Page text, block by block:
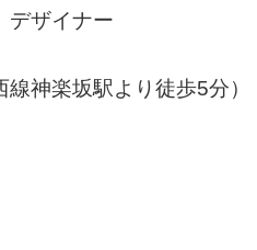
デザイナー
神楽坂駅より徒歩5分）